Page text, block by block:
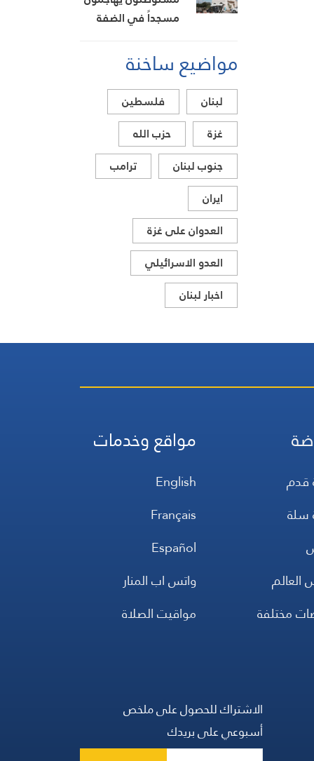
مسجداً في الضفة
يعتقل 7 فلسطينيين
مواضيع ساخنة
لبنان
فلسطين
غزة
حزب الله
جنوب لبنان
ترامب
ايران
العدوان على غزة
العدو الاسرائيلي
اخبار لبنان
قدم
سلة
العالم
مختلفة
مواقع وخدمات
English
Français
Español
واتس اب المنار
مواقيت الصلاة
الاشتراك للحصول على ملخص
أسبوعي على بريدك